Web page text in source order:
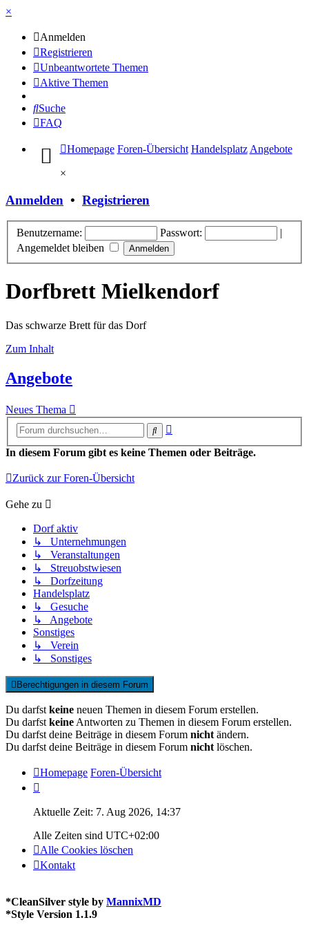
×
Anmelden
Registrieren
Unbeantwortete Themen
Aktive Themen
Suche
FAQ
Homepage Foren-Übersicht Handelsplatz Angebote
×
Anmelden • Registrieren
Benutzername: Passwort:
|
Angemeldet bleiben
Dorfbrett Mielkendorf
Das schwarze Brett für das Dorf
Zum Inhalt
Angebote
Neues Thema
Suche
In diesem Forum gibt es keine Themen oder Beiträge.
Zurück zur Foren-Übersicht
Gehe zu
Dorf aktiv
↳ Unternehmungen
↳ Veranstaltungen
↳ Streuobstwiesen
↳ Dorfzeitung
Handelsplatz
↳ Gesuche
↳ Angebote
Sonstiges
↳ Verein
↳ Sonstiges
Berechtigungen in diesem Forum
Du darfst keine neuen Themen in diesem Forum erstellen.
Du darfst keine Antworten zu Themen in diesem Forum erstellen.
Du darfst deine Beiträge in diesem Forum nicht ändern.
Du darfst deine Beiträge in diesem Forum nicht löschen.
Homepage Foren-Übersicht
Aktuelle Zeit: 7. Aug 2026, 14:37
Alle Zeiten sind UTC+02:00
Alle Cookies löschen
Kontakt
*CleanSilver style by MannixMD
*Style Version 1.1.9